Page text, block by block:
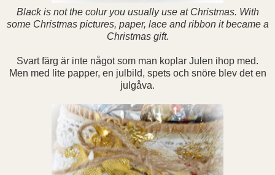
Black is not the colur you usually use at Christmas. With
some Christmas pictures, paper, lace and ribbon it became a
Christmas gift.
Svart färg är inte något som man koplar Julen ihop med.
Men med lite papper, en julbild, spets och snöre blev det en
julgåva.